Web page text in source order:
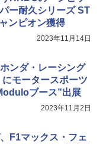
ー耐久シリーズ ST
ンピオン獲得
2023年11月14日
ンダ・レーシング
モータースポーツ
ブース”出展
2023年11月2日
F1マックス・フェ